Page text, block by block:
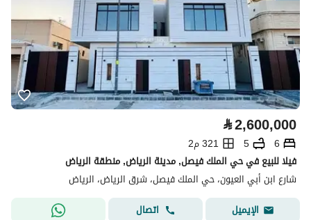
⃁2,600,000
6
5
321 م2
فيلا للبيع في حي الملك فيصل, مدينة الرياض, منطقة الرياض
شارع ابن أبي العيون، حي الملك فيصل، شرق الرياض، الرياض
الإيميل
اتصال